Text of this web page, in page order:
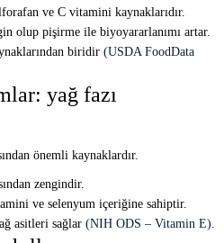
ve C vitamini kaynaklarıdır.
olup pişirme ile biyoyararlanımı artar.
biridir (USDA FoodData
yağ fazı
önemli kaynaklardır.
zengindir.
ve selenyum içeriğine sahiptir.
asitleri sağlar (NIH ODS – Vitamin E).